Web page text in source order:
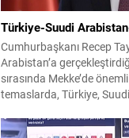
Türkiye-Suudi
Cumhurbaşkanı Recep
Arabistan’a
sırasında Mekke’de
temaslarda, Türkiye,
birliği çerçevesi